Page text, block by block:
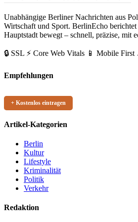
Unabhängige Berliner Nachrichten aus
Wirtschaft und Sport. BerlinEcho
Hauptstadt bewegt – schnell, präzise, mit
🔒 SSL ⚡ Core Web Vitals 📱 Mobile First
Empfehlungen
+ Kostenlos eintragen
Artikel-Kategorien
Berlin
Kultur
Lifestyle
Kriminalität
Politik
Verkehr
Redaktion